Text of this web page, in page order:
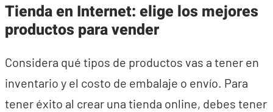
Tienda en Internet: elige los mejores
productos para vender
Considera qué tipos de productos vas a tener en
inventario y el costo de embalaje o envío. Para
tener éxito al crear una tienda online, debes tener